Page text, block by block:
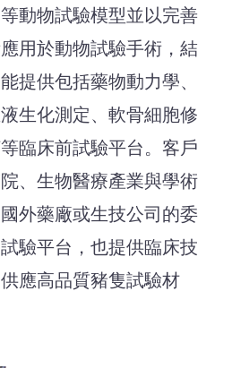
動物試驗模型並以完善
用於動物試驗手術，結
提供包括藥物動力學、
生化測定、軟骨細胞修
臨床前試驗平台。客戶
、生物醫療產業與學術
外藥廠或生技公司的委
驗平台，也提供臨床技
應高品質豬隻試驗材